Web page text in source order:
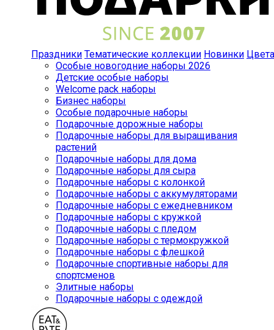
Праздники Тематические коллекции Новинки Цвета
Особые новогодние наборы 2026
Детские особые наборы
Welcome pack наборы
Бизнес наборы
Особые подарочные наборы
Подарочные дорожные наборы
Подарочные наборы для выращивания
растений
Подарочные наборы для дома
Подарочные наборы для сыра
Подарочные наборы с колонкой
Подарочные наборы с аккумуляторами
Подарочные наборы с ежедневником
Подарочные наборы с кружкой
Подарочные наборы с пледом
Подарочные наборы с термокружкой
Подарочные наборы с флешкой
Подарочные спортивные наборы для
спортсменов
Элитные наборы
Подарочные наборы с одеждой